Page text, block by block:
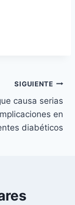
SIGUIENTE
causa serias
en
diabéticos